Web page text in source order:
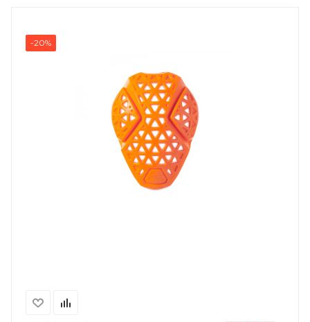
-20%